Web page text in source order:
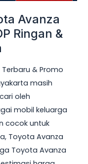
Avanza
Ringan &
& Promo
masih
oleh
mobil keluarga
cocok untuk
Toyota Avanza
Toyota Avanza